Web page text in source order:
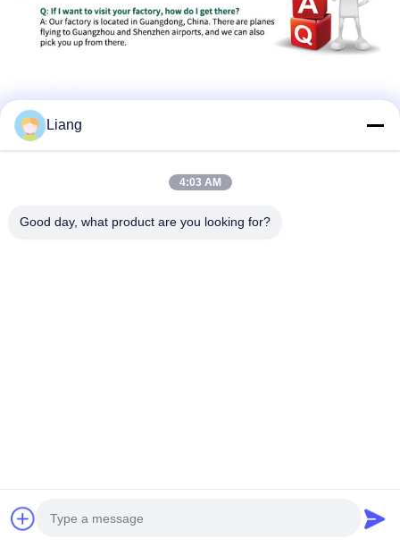
Elastyczna gumowa gumowa
gumowa gumowa gumowa
pasów Profil kształt stylu
Liang
4:03 AM
Good day, what product are you looking for?